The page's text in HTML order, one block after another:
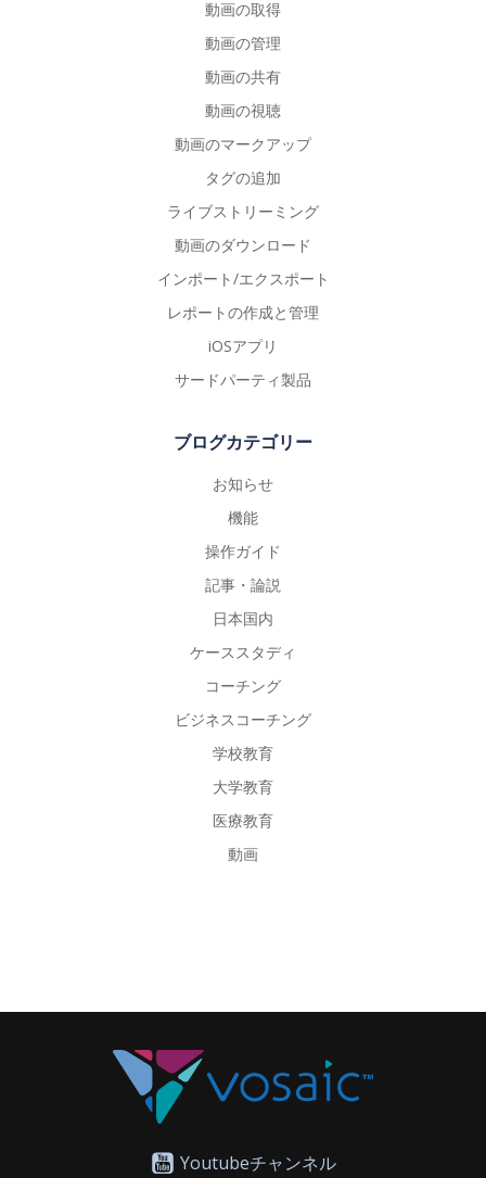
動画の取得
動画の管理
動画の共有
動画の視聴
動画のマークアップ
タグの追加
ライブストリーミング
動画のダウンロード
インポート/エクスポート
レポートの作成と管理
iOSアプリ
サードパーティ製品
ブログカテゴリー
お知らせ
機能
操作ガイド
記事・論説
日本国内
ケーススタディ
コーチング
ビジネスコーチング
学校教育
大学教育
医療教育
動画
Youtubeチャンネル